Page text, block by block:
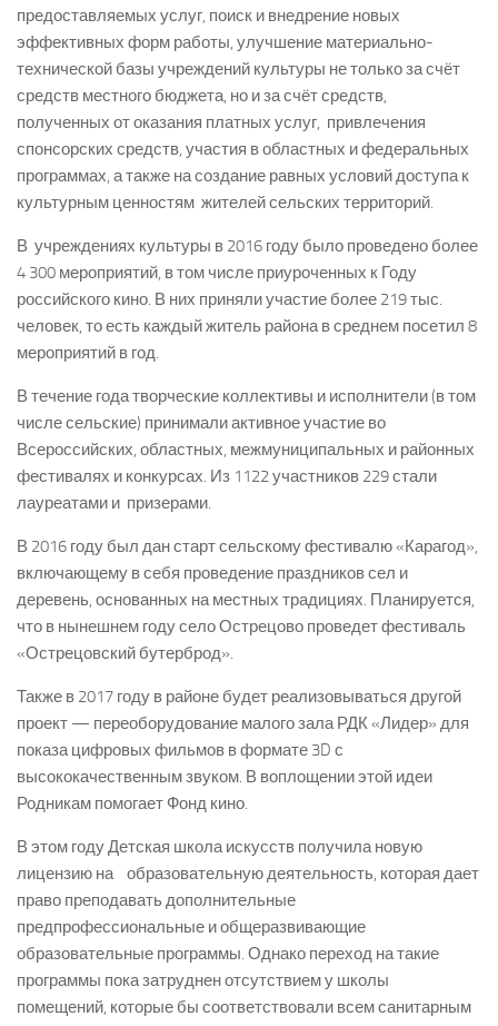
предоставляемых услуг, поиск и внедрение новых
эффективных форм работы, улучшение материально-
технической базы учреждений культуры не только за счёт
средств местного бюджета, но и за счёт средств,
полученных от оказания платных услуг, привлечения
спонсорских средств, участия в областных и федеральных
программах, а также на создание равных условий доступа к
культурным ценностям жителей сельских территорий.
В учреждениях культуры в 2016 году было проведено более
4 300 мероприятий, в том числе приуроченных к Году
российского кино. В них приняли участие более 219 тыс.
человек, то есть каждый житель района в среднем посетил 8
мероприятий в год.
В течение года творческие коллективы и исполнители (в том
числе сельские) принимали активное участие во
Всероссийских, областных, межмуниципальных и районных
фестивалях и конкурсах. Из 1122 участников 229 стали
лауреатами и призерами.
В 2016 году был дан старт сельскому фестивалю «Карагод»,
включающему в себя проведение праздников сел и
деревень, основанных на местных традициях. Планируется,
что в нынешнем году село Острецово проведет фестиваль
«Острецовский бутерброд».
Также в 2017 году в районе будет реализовываться другой
проект — переоборудование малого зала РДК «Лидер» для
показа цифровых фильмов в формате 3D с
высококачественным звуком. В воплощении этой идеи
Родникам помогает Фонд кино.
В этом году Детская школа искусств получила новую
лицензию на образовательную деятельность, которая дает
право преподавать дополнительные
предпрофессиональные и общеразвивающие
образовательные программы. Однако переход на такие
программы пока затруднен отсутствием у школы
помещений, которые бы соответствовали всем санитарным